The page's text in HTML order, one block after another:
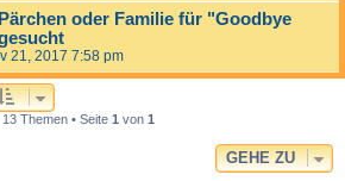
oder Familie für "Goodbye
21, 2017 7:58 pm
13 Themen • Seite 1 von 1
GEHE ZU